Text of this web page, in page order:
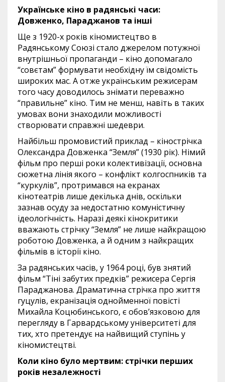
Українське кіно в радянські часи:
Довженко, Параджанов та інші
Ще з 1920-х років кіномистецтво в
Радянському Союзі стало джерелом потужної
внутрішньої пропаганди – кіно допомагало
“совєтам” формувати необхідну їм свідомість
широких мас. А отже українським режисерам
того часу доводилось знімати переважно
“правильне” кіно. Тим не менш, навіть в таких
умовах вони знаходили можливості
створювати справжні шедеври.
Найбільш промовистий приклад – кінострічка
Олександра Довженка “Земля” (1930 рік). Німий
фільм про перші роки колективізації, основна
сюжетна лінія якого – конфлікт колгоспників та
“куркулів”, протримався на екранах
кінотеатрів лише декілька днів, оскільки
зазнав осуду за недостатню комуністичну
ідеологічність. Наразі деякі кінокритики
вважають стрічку “Земля” не лише найкращою
роботою Довженка, а й одним з найкращих
фільмів в історії кіно.
За радянських часів, у 1964 році, був знятий
фільм “Тіні забутих предків” режисера Сергія
Параджанова. Драматична стрічка про життя
гуцулів, екранізація однойменної повісті
Михайла Коцюбинського, є обов’язковою для
перегляду в Гарвардському університеті для
тих, хто претендує на найвищий ступінь у
кіномистецтві.
Коли кіно було мертвим: стрічки перших
років незалежності